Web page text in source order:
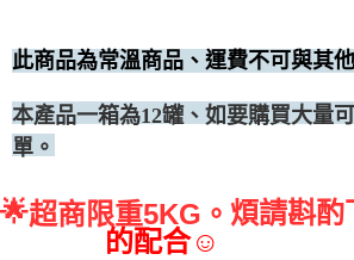
此商品為常溫商品、運費不可與其
本產品一箱為12罐、如要購買大量
單。
🌟超商限重5KG。 煩請斟酌
的配合☺